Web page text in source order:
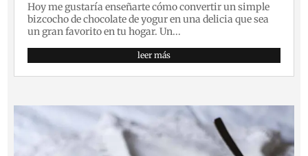
Hoy me gustaría enseñarte cómo convertir un simple
bizcocho de chocolate de yogur en una delicia que sea
un gran favorito en tu hogar. Un...
leer más